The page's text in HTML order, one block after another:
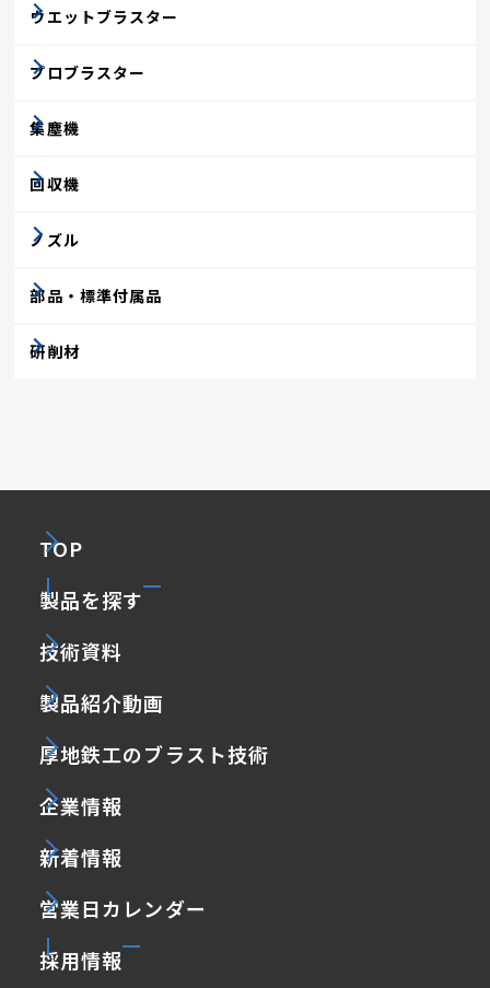
ウエットブラスター
プロブラスター
集塵機
回収機
ノズル
部品・標準付属品
研削材
TOP
製品を探す
技術資料
製品紹介動画
厚地鉄工のブラスト技術
企業情報
新着情報
営業日カレンダー
採用情報